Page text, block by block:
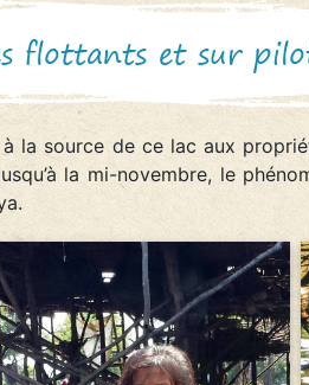
flottants et sur
la source de ce lac aux
la mi-novembre, le